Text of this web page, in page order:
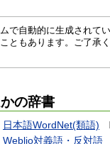
で自動的に生成されて
ともあります。ご了承く
の辞書
日本語WordNet(類語)
Weblio対義語・反対語